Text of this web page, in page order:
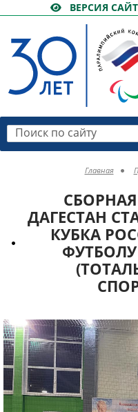
ВЕРСИЯ
Поиск по сайту
Главная
ДАГЕСТАН
КУБКА
ФУТБОЛУ